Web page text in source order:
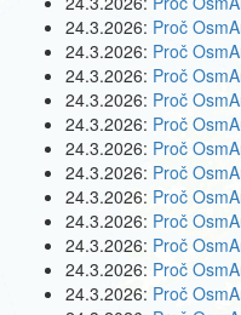
24.3.2026: Proč
24.3.2026: Proč
24.3.2026: Proč
24.3.2026: Proč
24.3.2026: Proč
24.3.2026: Proč
24.3.2026: Proč
24.3.2026: Proč
24.3.2026: Proč
24.3.2026: Proč
24.3.2026: Proč
24.3.2026: Proč